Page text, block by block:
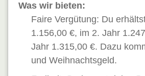
Was wir bieten:
Faire Vergütung: Du
1.156,00 €, im 2. Jahr
Jahr 1.315,00 €. Dazu
und Weihnachtsgeld. ​